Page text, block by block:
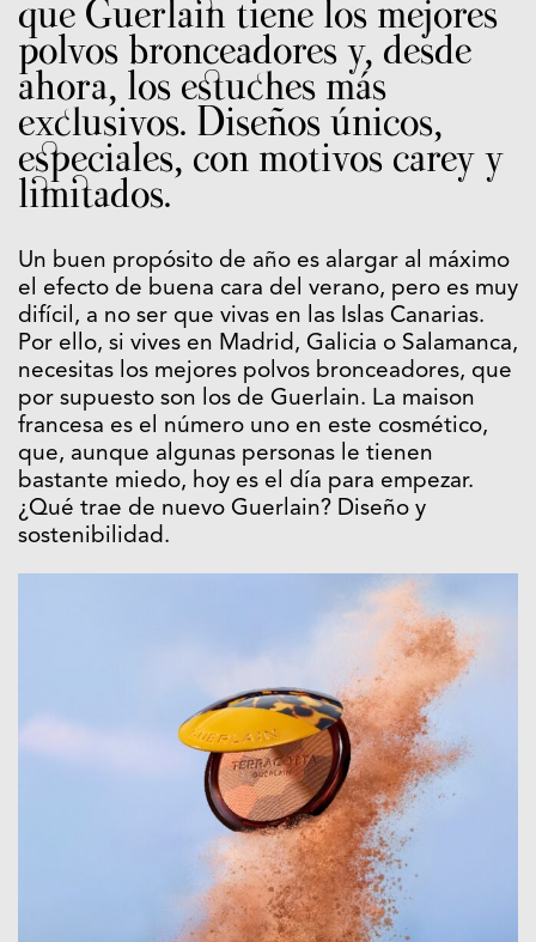
que Guerlain tiene los mejores
polvos bronceadores y, desde
ahora, los estuches más
exclusivos. Diseños únicos,
especiales, con motivos carey y
limitados.
Un buen propósito de año es alargar al máximo
el efecto de buena cara del verano, pero es muy
difícil, a no ser que vivas en las Islas Canarias.
Por ello, si vives en Madrid, Galicia o Salamanca,
necesitas los mejores polvos bronceadores, que
por supuesto son los de Guerlain. La maison
francesa es el número uno en este cosmético,
que, aunque algunas personas le tienen
bastante miedo, hoy es el día para empezar.
¿Qué trae de nuevo Guerlain? Diseño y
sostenibilidad.